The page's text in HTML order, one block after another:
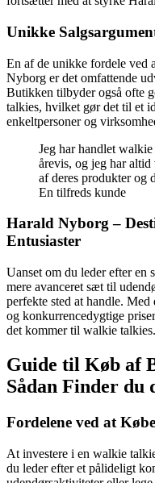
Unikke
En af de unikke fordele ved
Nyborg er det omfattende
Butikken tilbyder også ofte
talkies, hvilket gør det til et
enkeltpersoner og
Jeg har handlet
årevis, og jeg har
af deres produkter og
En tilfreds kunde
Harald Nyborg –
Entusiaster
Uanset om du leder efter en
mere avanceret sæt til
perfekte sted at handle.
og konkurrencedygtige
det kommer til walkie talkies.
Guide til Køb af
Sådan Finder du
Fordelene ved at
At investere i en walkie
du leder efter et pålideligt